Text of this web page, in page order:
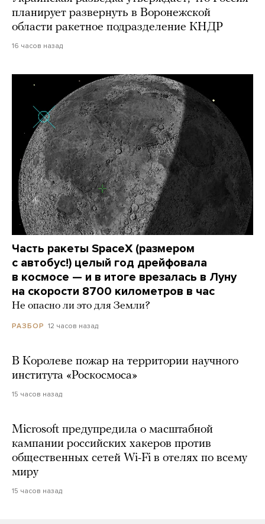
планирует развернуть в Воронежской
области ракетное подразделение КНДР
16 часов назад
Часть ракеты SpaceX (размером
с автобус!) целый год дрейфовала
в космосе — и в итоге врезалась в Луну
на скорости 8700 километров в час
Не опасно ли это для Земли?
РАЗБОР 12 часов назад
В Королеве пожар на территории научного
института «Роскосмоса»
15 часов назад
Microsoft предупредила о масштабной
кампании российских хакеров против
общественных сетей Wi-Fi в отелях по всему
миру
15 часов назад